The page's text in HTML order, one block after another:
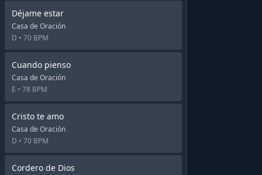
Déjame estar
Casa de Oración
D • 70 BPM
Cuando pienso
Casa de Oración
E • 78 BPM
Cristo te amo
Casa de Oración
D • 70 BPM
Cordero de Dios